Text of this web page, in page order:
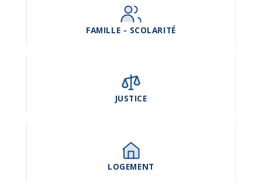
FAMILLE - SCOLARITÉ
JUSTICE
LOGEMENT